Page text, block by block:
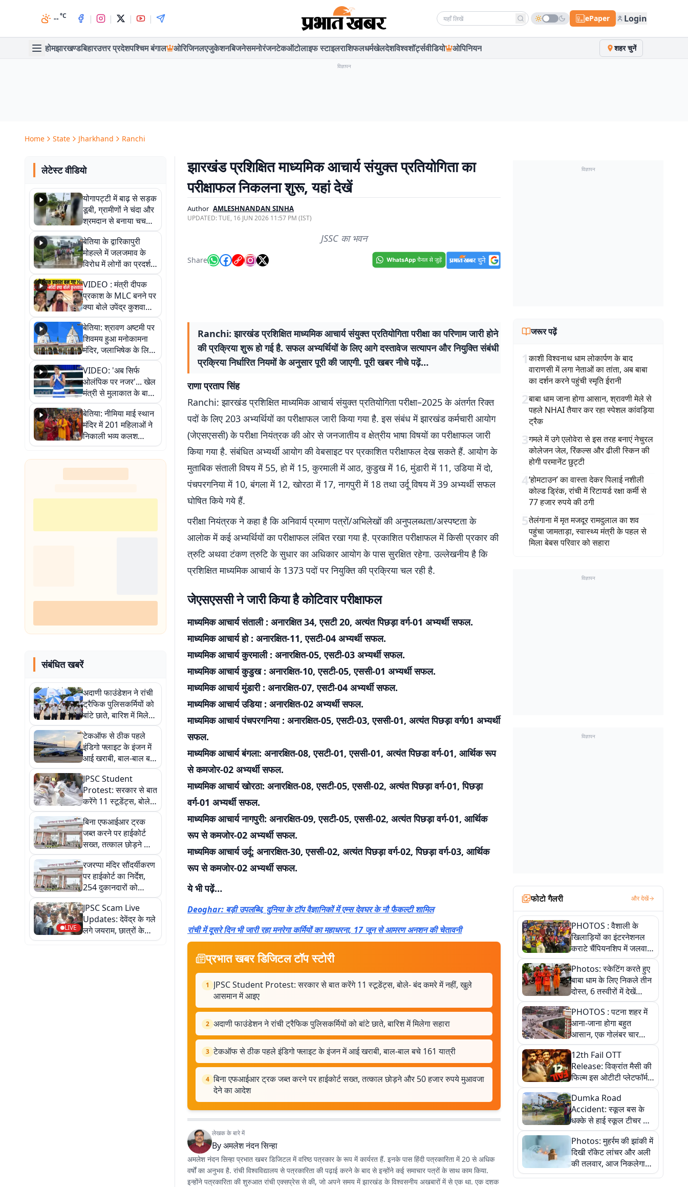
--°C | | | | Search news ePaper Login
होमझारखण्डबिहारउत्तर प्रदेशपश्चिम बंगाल ओरिजिनलएजुकेशनबिजनेसमनोरंजनटेकऑटोलाइफ स्टाइलराशिफलधर्मखेलदेशविश्वशॉर्ट्सवीडियो ओपिनियन शहर चुनें
विज्ञापन
Home State Jharkhand Ranchi
लेटेस्ट वीडियो
योगापट्टी में बाढ़ से सड़क
डूबी, ग्रामीणों ने चंदा और
श्रमदान से बनाया चचरी
पुल
बेतिया के द्वारिकापुरी
मोहल्ले में जलजमाव के
विरोध में लोगों का प्रदर्शन,
स्थायी समाधान की मांग
VIDEO : मंत्री दीपक
प्रकाश के MLC बनने पर
क्या बोले उपेंद्र कुशवाहा,
सुनिए
बेतिया: श्रावण अष्टमी पर
शिवमय हुआ मनोकामना
मंदिर, जलाभिषेक के लिए
लगी लंबी कतारें
VIDEO: 'अब सिर्फ
ओलंपिक पर नजर'... खेल
मंत्री से मुलाकात के बाद
जैसमीन लंबोरिया का बड़ा
बयान
बेतिया: नीमिया माई स्थान
मंदिर में 201 महिलाओं ने
निकाली भव्य कलश
शोभायात्रा, शिवलिंग
प्राण-प्रतिष्ठा महोत्सव
शुरू
संबंधित खबरें
अदाणी फाउंडेशन ने रांची
ट्रैफिक पुलिसकर्मियों को
बांटे छाते, बारिश में मिलेगा
सहारा
टेकऑफ से ठीक पहले
इंडिगो फ्लाइट के इंजन में
आई खराबी, बाल-बाल बचे
161 यात्री
JPSC Student
Protest: सरकार से बात
करेंगे 11 स्टूडेंट्स, बोले-
बंद कमरे में नहीं, खुले
आसमान में आइए
बिना एफआईआर ट्रक
जब्त करने पर हाईकोर्ट
सख्त, तत्काल छोड़ने और
50 हजार रुपये मुआवजा
देने का आदेश
रजरप्पा मंदिर सौंदर्यीकरण
पर हाईकोर्ट का निर्देश,
254 दुकानदारों को
तत्काल दुकान आवंटित
करने को कहा
LIVE
JPSC Scam Live
Updates: देवेंद्र के गले
लगे जयराम, छात्रों के
समर्थन में पहुंचे जयपाल
झारखंड प्रशिक्षित माध्यमिक आचार्य संयुक्त प्रतियोगिता का
परीक्षाफल निकलना शुरू, यहां देखें
Author AMLESHNANDAN SINHA
UPDATED:TUE, 16 JUN 2026 11:57 PM (IST)
JSSC का भवन
Share
Ranchi: झारखंड प्रशिक्षित माध्यमिक आचार्य संयुक्त प्रतियोगिता परीक्षा का परिणाम जारी होने
की प्रक्रिया शुरू हो गई है. सफल अभ्यर्थियों के लिए आगे दस्तावेज सत्यापन और नियुक्ति संबंधी
प्रक्रिया निर्धारित नियमों के अनुसार पूरी की जाएगी. पूरी खबर नीचे पढ़ें…
राणा प्रताप सिंह
Ranchi: झारखंड प्रशिक्षित माध्यमिक आचार्य संयुक्त प्रतियोगिता परीक्षा–2025 के अंतर्गत रिक्त
पदों के लिए 203 अभ्यर्थियों का परीक्षाफल जारी किया गया है. इस संबंध में झारखंड कर्मचारी आयोग
(जेएसएससी) के परीक्षा नियंत्रक की ओर से जनजातीय व क्षेत्रीय भाषा विषयों का परीक्षाफल जारी
किया गया है. संबंधित अभ्यर्थी आयोग की वेबसाइट पर प्रकाशित परीक्षाफल देख सकते हैं. आयोग के
मुताबिक संताली विषय में 55, हो में 15, कुरमाली में आठ, कुडुख में 16, मुंडारी में 11, उडिया में दो,
पंचपरगनिया में 10, बंगला में 12, खोरठा में 17, नागपुरी में 18 तथा उर्दू विषय में 39 अभ्यर्थी सफल
घोषित किये गये हैं.
परीक्षा नियंत्रक ने कहा है कि अनिवार्य प्रमाण पत्रों/अभिलेखों की अनुपलब्धता/अस्पष्टता के
आलोक में कई अभ्यर्थियों का परीक्षाफल लंबित रखा गया है. प्रकाशित परीक्षाफल में किसी प्रकार की
त्रुटि अथवा टंकण त्रुटि के सुधार का अधिकार आयोग के पास सुरक्षित रहेगा. उल्लेखनीय है कि
प्रशिक्षित माध्यमिक आचार्य के 1373 पदों पर नियुक्ति की प्रक्रिया चल रही है.
जेएसएससी ने जारी किया है कोटिवार परीक्षाफल
माध्यमिक आचार्य संताली : अनारक्षित 34, एसटी 20, अत्यंत पिछड़ा वर्ग-01 अभ्यर्थी सफल.
माध्यमिक आचार्य हो : अनारक्षित-11, एसटी-04 अभ्यर्थी सफल.
माध्यमिक आचार्य कुरमाली : अनारक्षित-05, एसटी-03 अभ्यर्थी सफल.
माध्यमिक आचार्य कुडुख : अनारक्षित-10, एसटी-05, एससी-01 अभ्यर्थी सफल.
माध्यमिक आचार्य मुंडारी : अनारक्षित-07, एसटी-04 अभ्यर्थी सफल.
माध्यमिक आचार्य उडिया : अनारक्षित-02 अभ्यर्थी सफल.
माध्यमिक आचार्य पंचपरगनिया : अनारक्षित-05, एसटी-03, एससी-01, अत्यंत पिछड़ा वर्ग01 अभ्यर्थी
सफल.
माध्यमिक आचार्य बंगला: अनारक्षित-08, एसटी-01, एससी-01, अत्यंत पिछडा वर्ग-01, आर्थिक रूप
से कमजोर-02 अभ्यर्थी सफल.
माध्यमिक आचार्य खोरठा: अनारक्षित-08, एसटी-05, एससी-02, अत्यंत पिछड़ा वर्ग-01, पिछड़ा
वर्ग-01 अभ्यर्थी सफल.
माध्यमिक आचार्य नागपुरी: अनारक्षित-09, एसटी-05, एससी-02, अत्यंत पिछड़ा वर्ग-01, आर्थिक
रूप से कमजोर-02 अभ्यर्थी सफल.
माध्यमिक आचार्य उर्दू: अनारक्षित-30, एससी-02, अत्यंत पिछड़ा वर्ग-02, पिछड़ा वर्ग-03, आर्थिक
रूप से कमजोर-02 अभ्यर्थी सफल.
ये भी पढ़ें…
Deoghar: बड़ी उपलब्धि, दुनिया के टॉप वैज्ञानिकों में एम्स देवघर के नौ फैकल्टी शामिल
रांची में दूसरे दिन भी जारी रहा मनरेगा कर्मियों का महाधरना, 17 जून से आमरण अनशन की चेतावनी
प्रभात खबर डिजिटल टॉप स्टोरी
1
JPSC Student Protest: सरकार से बात करेंगे 11 स्टूडेंट्स, बोले- बंद कमरे में नहीं, खुले
आसमान में आइए
2 अदाणी फाउंडेशन ने रांची ट्रैफिक पुलिसकर्मियों को बांटे छाते, बारिश में मिलेगा सहारा
3 टेकऑफ से ठीक पहले इंडिगो फ्लाइट के इंजन में आई खराबी, बाल-बाल बचे 161 यात्री
4 बिना एफआईआर ट्रक जब्त करने पर हाईकोर्ट सख्त, तत्काल छोड़ने और 50 हजार रुपये मुआवजा
देने का आदेश
लेखक के बारे में
Byअमलेश नंदन सिन्हा
अमलेश नंदन सिन्हा प्रभात खबर डिजिटल में वरिष्ठ पत्रकार के रूप में कार्यरत हैं. इनके पास हिंदी पत्रकारिता में 20 से अधिक
वर्षों का अनुभव है. रांची विश्वविद्यालय से पत्रकारिता की पढ़ाई करने के बाद से इन्होंने कई समाचार पत्रों के साथ काम किया.
इन्होंने पत्रकारिता की शुरुआत रांची एक्सप्रेस से की, जो अपने समय में झारखंड के विश्वसनीय अखबारों में से एक था. एक दशक
विज्ञापन
जरूर पढ़ें
1काशी विश्वनाथ धाम लोकार्पण के बाद
वाराणसी में लगा नेताओं का तांता, अब बाबा
का दर्शन करने पहुंची स्मृति ईरानी
2बाबा धाम जाना होगा आसान, श्रावणी मेले से
पहले NHAI तैयार कर रहा स्पेशल कांवड़िया
ट्रैक
3गमले में उगे एलोवेरा से इस तरह बनाएं नेचुरल
कोलेजन जेल, रिंकल्स और ढीली स्किन की
होगी परमानेंट छुट्टी
4‘होमटाउन’ का वास्ता देकर पिलाई नशीली
कोल्ड ड्रिंक, रांची में रिटायर्ड रक्षा कर्मी से
77 हजार रुपये की ठगी
5तेलंगाना में मृत मजदूर रामदुलाल का शव
पहुंचा जामताड़ा, स्वास्थ्य मंत्री के पहल से
मिला बेबस परिवार को सहारा
विज्ञापन
विज्ञापन
फोटो गैलरी और देखें
PHOTOS : वैशाली के
खिलाड़ियों का इंटरनेशनल
कराटे चैंपियनशिप में जलवा,
जीते 9 पदक, पांच तस्वीर से
देखिए पूरा खेल
Photos: स्केटिंग करते हुए
बाबा धाम के लिए निकले तीन
दोस्त, 6 तस्वीरों में देखें
आस्था और जुनून की कहानी
PHOTOS : पटना शहर में
आना-जाना होगा बहुत
आसान, एक गोलंबर चार
फ्लाईओवर को जोड़ेगा
12th Fail OTT
Release: विक्रांत मैसी की
फिल्म इस ओटीटी प्लेटफॉर्म
पर होगी रिलीज
Dumka Road
Accident: स्कूल बस के
धक्के से हाई स्कूल टीचर की
कार तलाब में डूबी, बाल-बाल
बचीं, देखें तस्वीरें
Photos: मुहर्रम की झांकी में
दिखी रॉकेट लांचर और अली
की तलवार, आज निकलेगा
जुलूस, सुरक्षा के पुख्ता